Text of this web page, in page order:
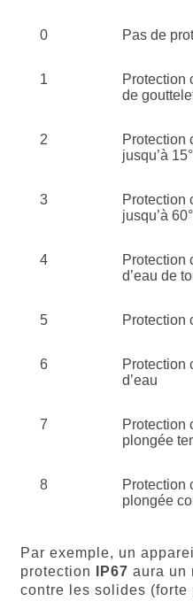
0 Pas de
1
Protection
de
2
Protection
jusqu’à
3
Protection
jusqu’à
4
Protection
d’eau de
5 Protection
6
Protection
d’eau
7
Protection
plongée
8
Protection
plongée
Par exemple, un
protection
IP67 aura un
contre les solides (forte